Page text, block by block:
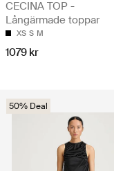
CECINA TOP -
Långärmade toppar
XS S M
1079 kr
50% Deal